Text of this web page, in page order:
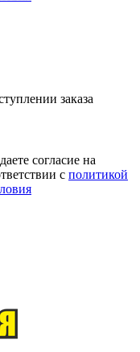
заказа
согласие на
с политикой